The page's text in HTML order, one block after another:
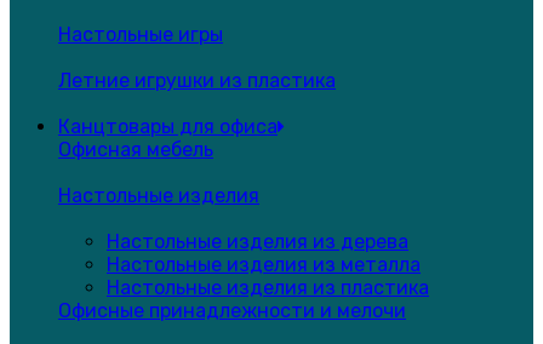
Настольные игры
Летние игрушки из пластика
Канцтовары для офиса
Офисная мебель
Настольные изделия
Настольные изделия из дерева
Настольные изделия из металла
Настольные изделия из пластика
Офисные принадлежности и мелочи